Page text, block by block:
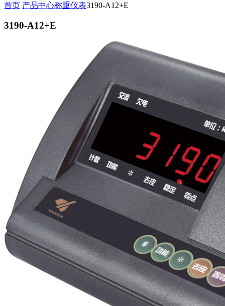
首页 产品中心称重仪表3190-A12+E
3190-A12+E